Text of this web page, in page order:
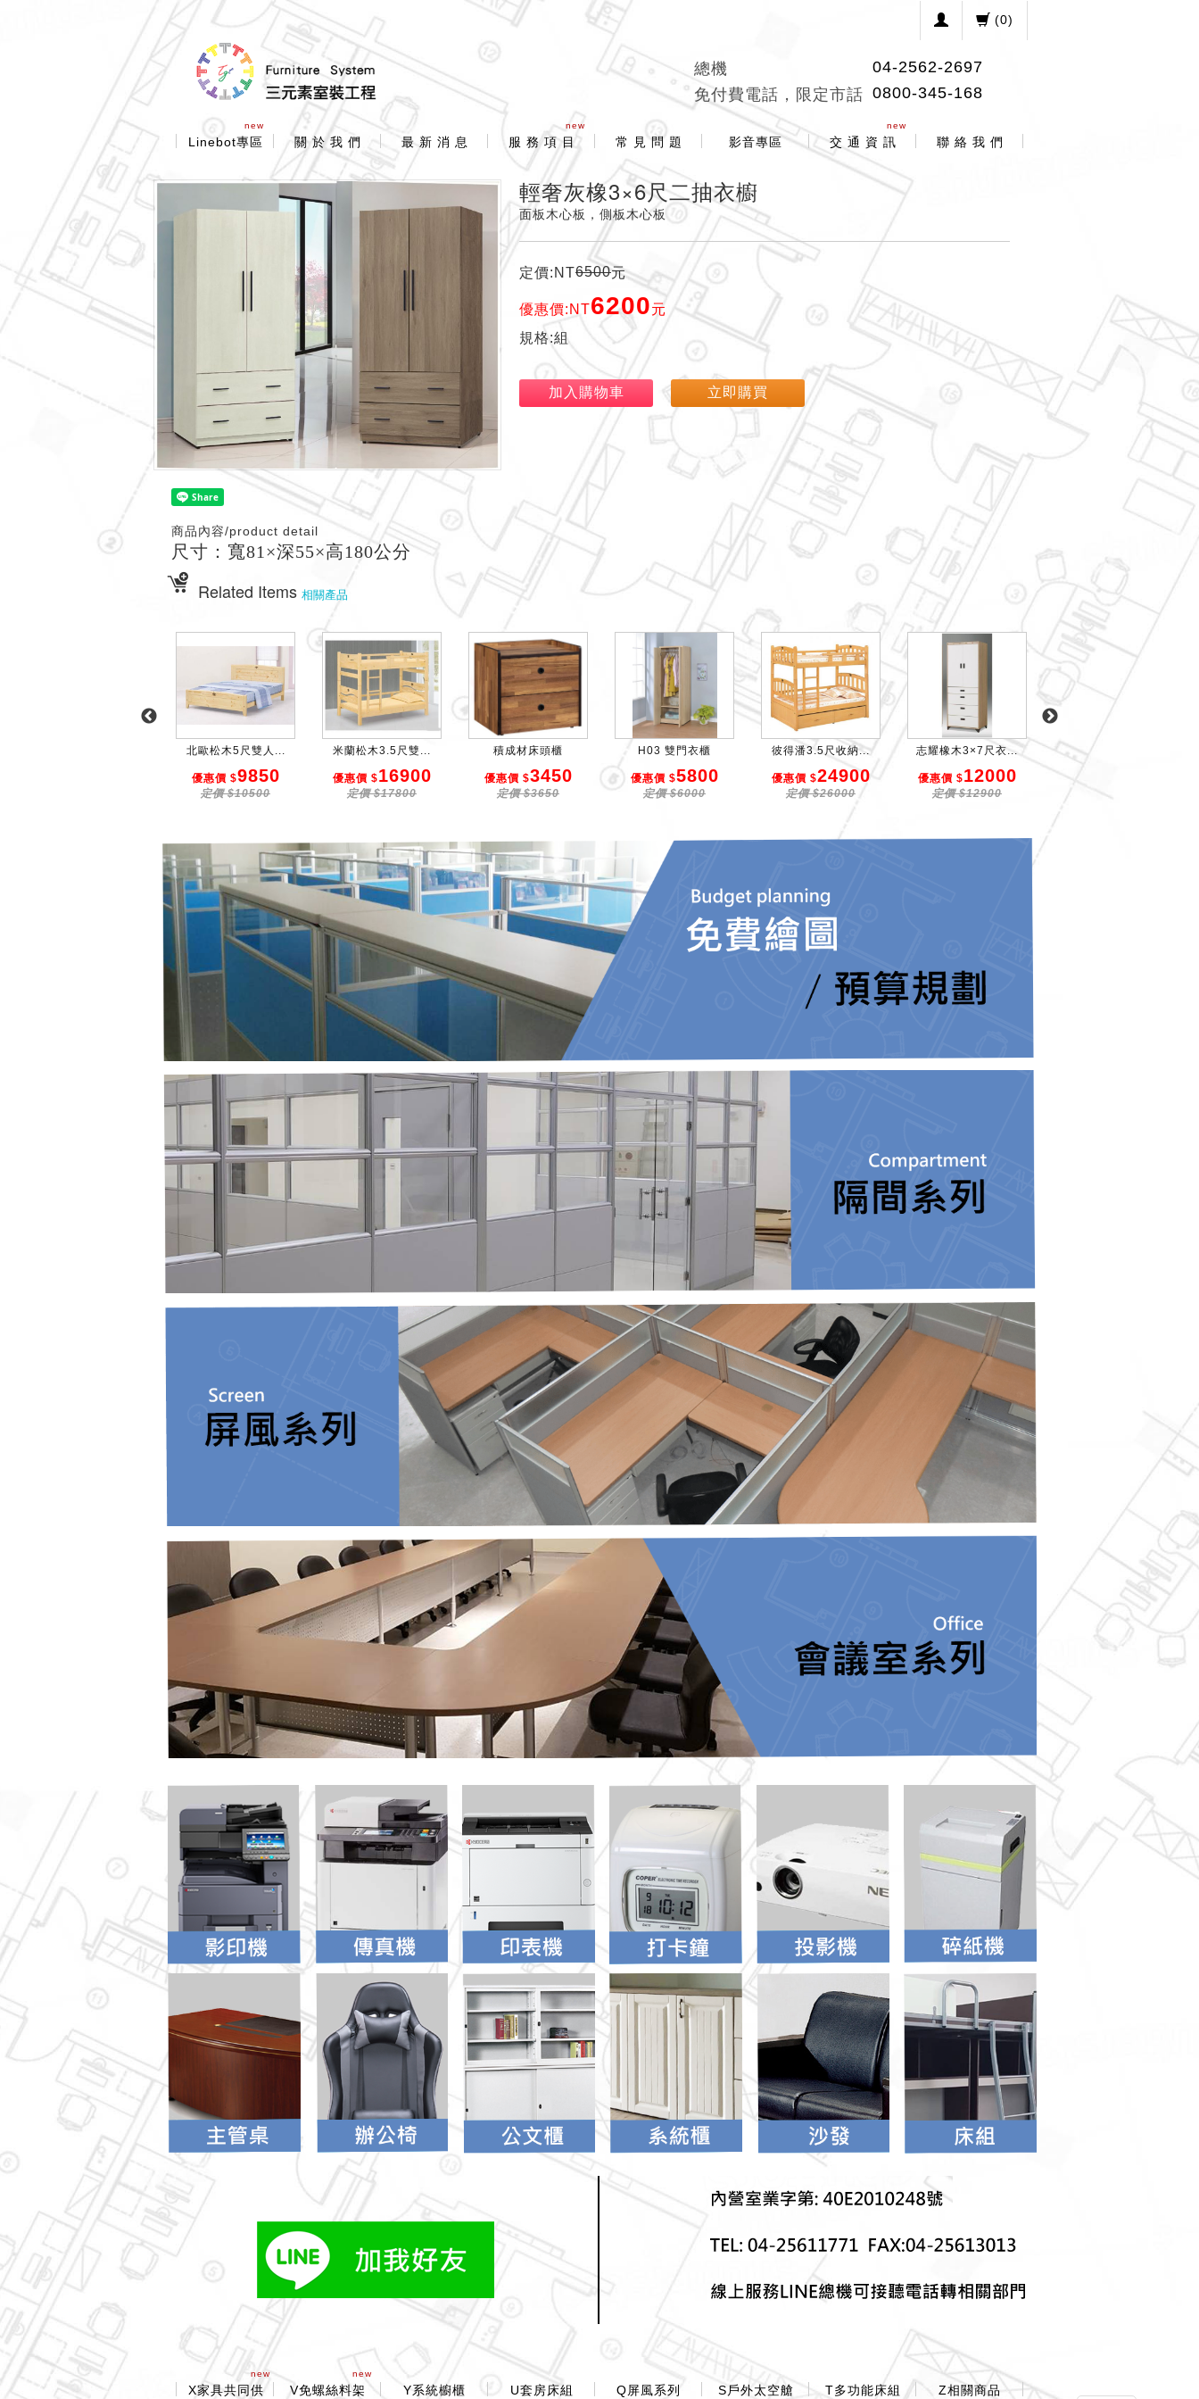
(0)
總機
04-2562-2697
免付費電話，限定市話 0800-345-168
new
Linebot專區 關 於 我 們 最 新 消 息
new
服 務 項 目 常 見 問 題 影音專區
new
交 通 資 訊 聯 絡 我 們
輕奢灰橡3×6尺二抽衣櫥
面板木心板，側板木心板
定價:NT6500元
優惠價:NT6200元
規格:組
加入購物車 立即購買
商品內容/product detail
尺寸：寬81×深55×高180公分
Related Items 相關產品
北歐松木5尺雙人...
優惠價 $9850
定價 $10500
米蘭松木3.5尺雙...
優惠價 $16900
定價 $17800
積成材床頭櫃
優惠價 $3450
定價 $3650
H03 雙門衣櫃
優惠價 $5800
定價 $6000
彼得潘3.5尺收納...
優惠價 $24900
定價 $26000
志耀橡木3×7尺衣...
優惠價 $12000
定價 $12900
2寸角方柱3尺雙層...
優惠價 $
定價 $13900
new
X家具共同供
new
V免螺絲料架 Y系統櫥櫃 U套房床組 Q屏風系列 S戶外太空艙 T多功能床組 Z相關商品